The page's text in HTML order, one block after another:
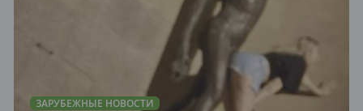
ЗАРУБЕЖНЫЕ НОВОСТИ